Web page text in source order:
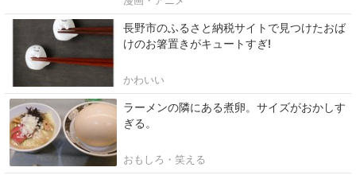
長野市のふるさと納税サイトで見つけたおば
けのお箸置きがキュートすぎ!
かわいい
ラーメンの隣にある煮卵。サイズがおかしす
ぎる。
おもしろ・笑える